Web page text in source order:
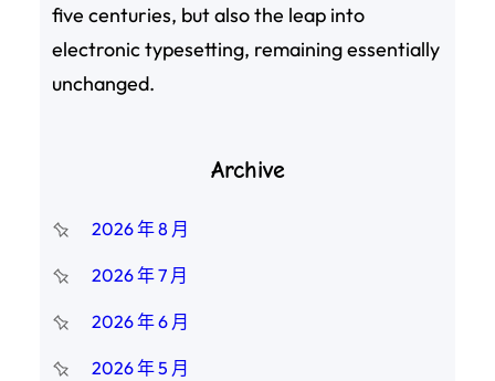
five centuries, but also the leap into
electronic typesetting, remaining essentially
unchanged.
Archive
2026 年 8 月
2026 年 7 月
2026 年 6 月
2026 年 5 月